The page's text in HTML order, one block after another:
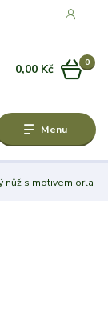
Menu
0
0,00 Kč
nůž s motivem orla